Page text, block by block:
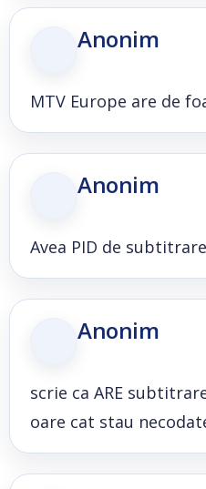
Anonim
MTV Europe are de
Anonim
Avea PID de
Anonim
scrie ca ARE
oare cat stau